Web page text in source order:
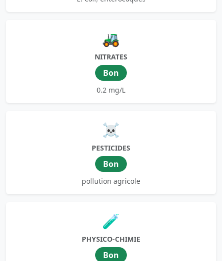
🚜
NITRATES
Bon
0.2 mg/L
☠️
PESTICIDES
Bon
pollution agricole
🧪
PHYSICO-CHIMIE
Bon